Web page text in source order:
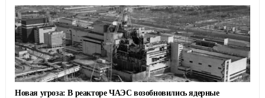
Новая угроза: В реакторе ЧАЭС возобновились ядерные